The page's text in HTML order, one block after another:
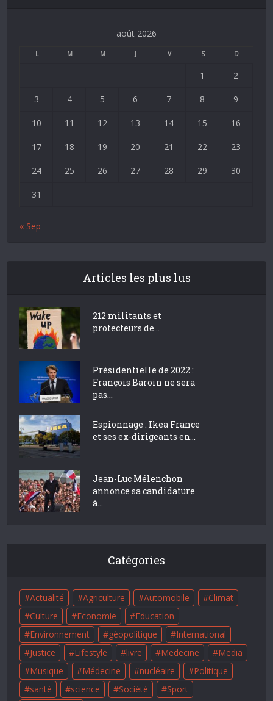
août 2026
L M M J V S D
1 2
3 4 5 6 7 8 9
10 11 12 13 14 15 16
17 18 19 20 21 22 23
24 25 26 27 28 29 30
31
« Sep
Articles les plus lus
212 militants et
protecteurs de...
Présidentielle de 2022 :
François Baroin ne sera
pas...
Espionnage : Ikea France
et ses ex-dirigeants en...
Jean-Luc Mélenchon
annonce sa candidature
à...
Catégories
Actualité Agriculture Automobile
Climat
Culture
Economie
Education
Environnement
géopolitique
International
Justice
Lifestyle livre Medecine
Media
Musique
Médecine nucléaire
Politique
santé
science Société Sport